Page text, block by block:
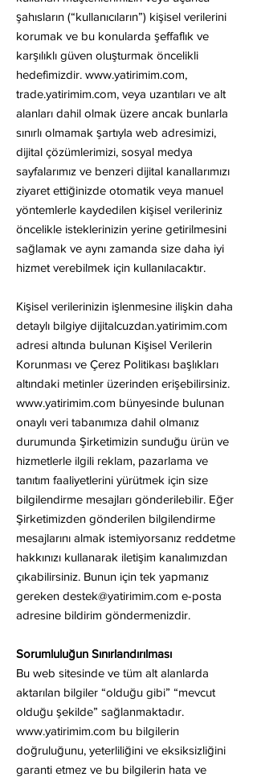
şahısların (“kullanıcıların”) kişisel verilerini
korumak ve bu konularda şeffaflık ve
karşılıklı güven oluşturmak öncelikli
hedefimizdir. www.yatirimim.com,
trade.yatirimim.com, veya uzantıları ve alt
alanları dahil olmak üzere ancak bunlarla
sınırlı olmamak şartıyla web adresimizi,
dijital çözümlerimizi, sosyal medya
sayfalarımız ve benzeri dijital kanallarımızı
ziyaret ettiğinizde otomatik veya manuel
yöntemlerle kaydedilen kişisel verileriniz
öncelikle isteklerinizin yerine getirilmesini
sağlamak ve aynı zamanda size daha iyi
hizmet verebilmek için kullanılacaktır.
Kişisel verilerinizin işlenmesine ilişkin daha
detaylı bilgiye dijitalcuzdan.yatirimim.com
adresi altında bulunan Kişisel Verilerin
Korunması ve Çerez Politikası başlıkları
altındaki metinler üzerinden erişebilirsiniz.
www.yatirimim.com bünyesinde bulunan
onaylı veri tabanımıza dahil olmanız
durumunda Şirketimizin sunduğu ürün ve
hizmetlerle ilgili reklam, pazarlama ve
tanıtım faaliyetlerini yürütmek için size
bilgilendirme mesajları gönderilebilir. Eğer
Şirketimizden gönderilen bilgilendirme
mesajlarını almak istemiyorsanız reddetme
hakkınızı kullanarak iletişim kanalımızdan
çıkabilirsiniz. Bunun için tek yapmanız
gereken destek@yatirimim.com e-posta
adresine bildirim göndermenizdir.
Sorumluluğun Sınırlandırılması
Bu web sitesinde ve tüm alt alanlarda
aktarılan bilgiler “olduğu gibi” “mevcut
olduğu şekilde” sağlanmaktadır.
www.yatirimim.com bu bilgilerin
doğruluğunu, yeterliliğini ve eksiksizliğini
garanti etmez ve bu bilgilerin hata ve